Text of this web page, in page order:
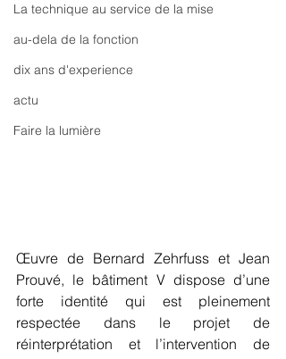
La technique au service de la mise
au-dela de la fonction
dix ans d'experience
actu
Faire la lumière
Œuvre de Bernard Zehrfuss et Jean
Prouvé, le bâtiment V dispose d’une
forte identité qui est pleinement
respectée dans le projet de
réinterprétation et l’intervention de